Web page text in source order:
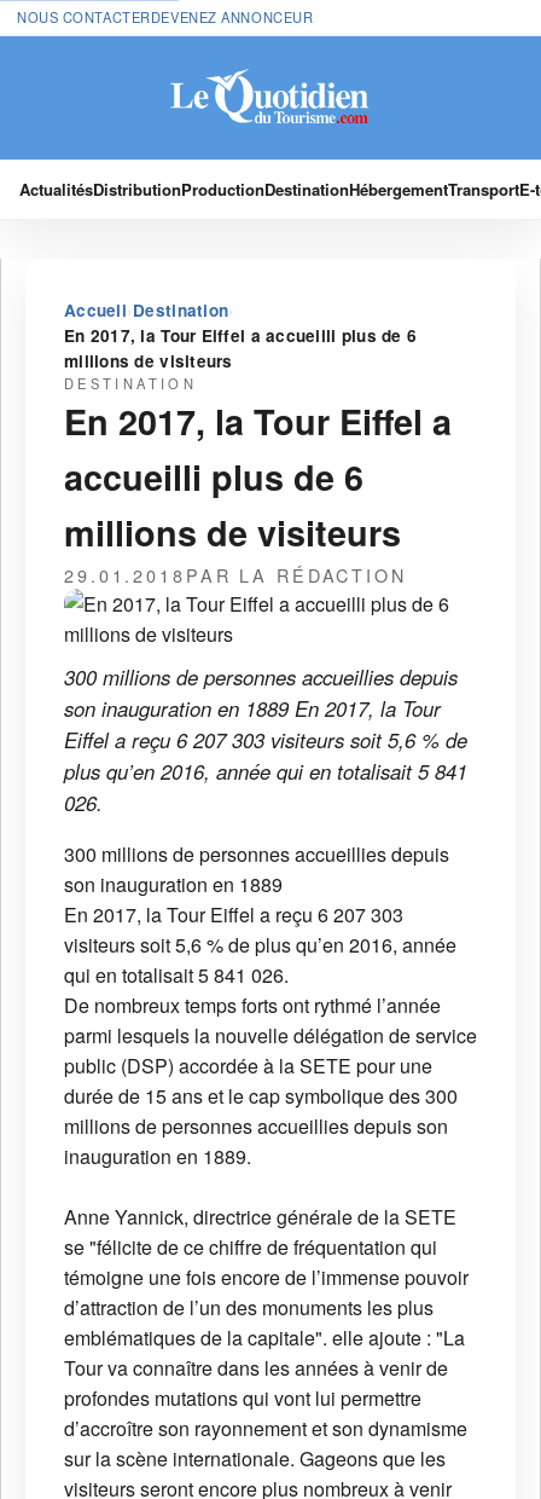
NOUS CONTACTERDEVENEZ ANNONCEUR
ActualitésDistributionProductionDestinationHébergementTransport
Accueil›Destination›
En 2017, la Tour Eiffel a accueilli plus de 6
millions de visiteurs
DESTINATION
En 2017, la Tour Eiffel a
accueilli plus de 6
millions de visiteurs
29.01.2018PAR LA RÉDACTION
300 millions de personnes accueillies depuis
son inauguration en 1889 En 2017, la Tour
Eiffel a reçu 6 207 303 visiteurs soit 5,6 % de
plus qu’en 2016, année qui en totalisait 5 841
026.
300 millions de personnes accueillies depuis
son inauguration en 1889
En 2017, la Tour Eiffel a reçu 6 207 303
visiteurs soit 5,6 % de plus qu’en 2016, année
qui en totalisait 5 841 026.
De nombreux temps forts ont rythmé l’année
parmi lesquels la nouvelle délégation de service
public (DSP) accordée à la SETE pour une
durée de 15 ans et le cap symbolique des 300
millions de personnes accueillies depuis son
inauguration en 1889.
Anne Yannick, directrice générale de la SETE
se "félicite de ce chiffre de fréquentation qui
témoigne une fois encore de l’immense pouvoir
d’attraction de l’un des monuments les plus
emblématiques de la capitale". elle ajoute : "La
Tour va connaître dans les années à venir de
profondes mutations qui vont lui permettre
d’accroître son rayonnement et son dynamisme
sur la scène internationale. Gageons que les
visiteurs seront encore plus nombreux à venir